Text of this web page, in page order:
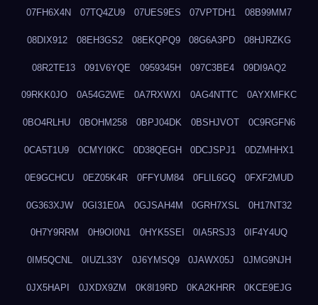
07FH6X4N 07TQ4ZU9 07UES9ES 07VPTDH1 08B99MM7
08DIX912 08EH3GS2 08EKQPQ9 08G6A3PD 08HJRZKG
08R2TE13 091V6YQE 0959345H 097C3BE4 09DI9AQ2
09RKK0JO 0A54G2WE 0A7RXWXI 0AG4NTTC 0AYXMFKC
0BO4RLHU 0BOHM258 0BPJ04DK 0BSHJVOT 0C9RGFN6
0CA5T1U9 0CMYI0KC 0D38QEGH 0DCJSPJ1 0DZMHHX1
0E9GCHCU 0EZ05K4R 0FFYUM84 0FLIL6GQ 0FXF2MUD
0G363XJW 0GI31E0A 0GJSAH4M 0GRH7XSL 0H17NT32
0H7Y9RRM 0H9OI0N1 0HYK5SEI 0IA5RSJ3 0IF4Y4UQ
0IM5QCNL 0IUZL33Y 0J6YMSQ9 0JAWX05J 0JMG9NJH
0JX5HAPI 0JXDX9ZM 0K8I19RD 0KA2KHRR 0KCE9EJG